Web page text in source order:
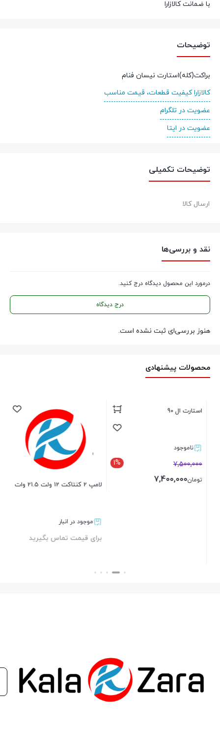
با ضمانت کالازارا
توضیحات
براکت(کله)استارت نیسان فنام
کالازارا کیفیت قطعات، قیمت مناسب
عضویت در تلگرام
عضویت در ایتا
توضیحات تکمیلی
ارسال کالا
نقد و بررسی‌ها
درمورد این محصول دیدگاه درج کنید.
درج دیدگاه
هنوز بررسی‌ای ثبت نشده است.
محصولات پیشنهادی
استارت ال 90
ناموجود
1% 7,500,000
تومان7,400,000 لامپ 2 کنتاکت 12 ولت 21.5 وات
موجود در انبار
برای قیمت تماس بگیرید